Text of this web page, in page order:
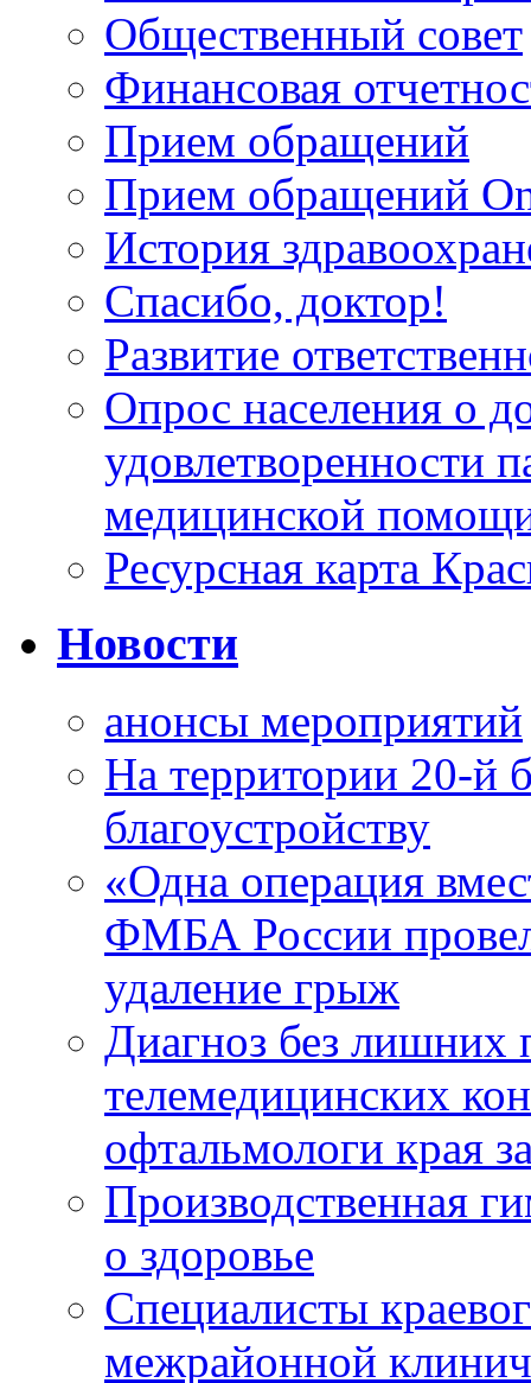
Общественный совет
Финансовая
Прием обращений
Прием обращений
История
Спасибо, доктор!
Развитие
Опрос населения о
удовлетворенности
медицинской
Ресурсная карта
Новости
анонсы мероприятий
На территории 20-й
благоустройству
«Одна операция
ФМБА России
удаление грыж
Диагноз без лишних
телемедицинских
офтальмологи края
Производственная
о здоровье
Специалисты
межрайонной